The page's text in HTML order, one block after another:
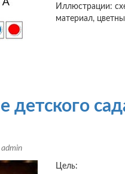
Иллюстрации:
материал,
детского
admin
Цель: